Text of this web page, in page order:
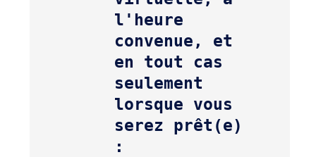
l'heure
convenue, et
en tout cas
seulement
lorsque vous
serez prêt(e)
: